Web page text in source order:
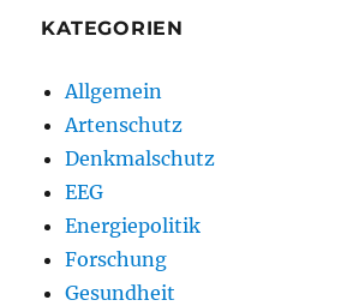
KATEGORIEN
Allgemein
Artenschutz
Denkmalschutz
EEG
Energiepolitik
Forschung
Gesundheit